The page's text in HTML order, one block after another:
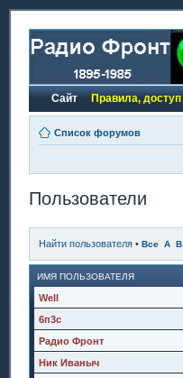
Сайт Правила, доступ
Список форумов
Пользователи
Найти пользователя • Все A B
ИМЯ ПОЛЬЗОВАТЕЛЯ
Well
6п3с
Радио Фронт
Ник Иваныч